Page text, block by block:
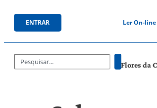
ENTRAR Ler On-line
Flores da